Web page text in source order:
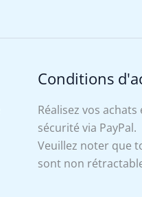
Conditions
Réalisez vos
sécurité via PayPal.
Veuillez noter que
sont non